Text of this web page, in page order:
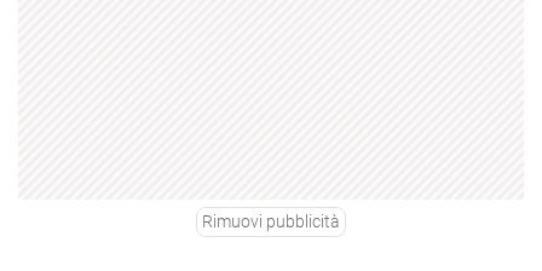
Rimuovi pubblicità